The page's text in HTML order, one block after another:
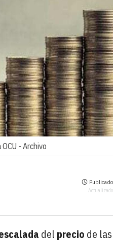
- Archivo
del precio de las